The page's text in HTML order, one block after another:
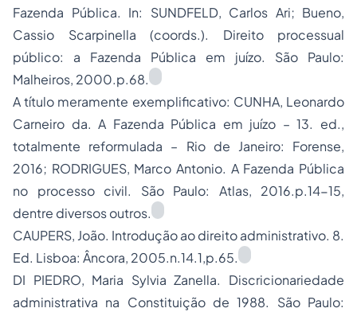
Fazenda Pública. In: SUNDFELD, Carlos Ari; Bueno,
Cassio Scarpinella (coords.). Direito processual
público: a Fazenda Pública em juízo. São Paulo:
Malheiros, 2000.p.68.
A título meramente exemplificativo: CUNHA, Leonardo
Carneiro da. A Fazenda Pública em juízo – 13. ed.,
totalmente reformulada – Rio de Janeiro: Forense,
2016; RODRIGUES, Marco Antonio. A Fazenda Pública
no processo civil. São Paulo: Atlas, 2016.p.14-15,
dentre diversos outros.
CAUPERS, João. Introdução ao direito administrativo. 8.
Ed. Lisboa: Âncora, 2005.n.14.1,p.65.
DI PIEDRO, Maria Sylvia Zanella. Discricionariedade
administrativa na Constituição de 1988. São Paulo: